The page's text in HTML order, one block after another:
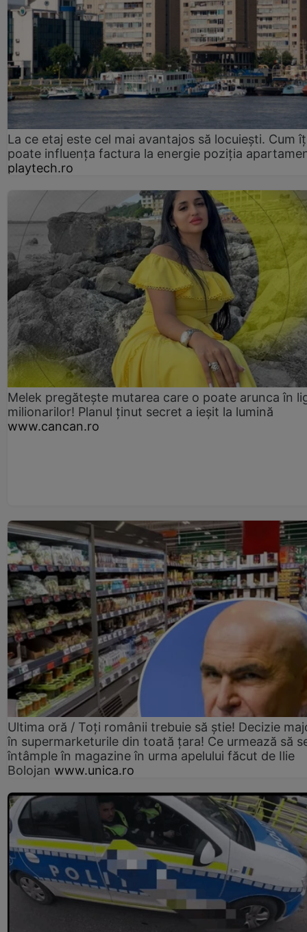
La ce etaj este cel mai avantajos să locuiești. Cum
poate influența factura la energie poziția
playtech.ro
Melek pregătește mutarea care o poate arunca în
milionarilor! Planul ținut secret a ieșit la lumină
www.cancan.ro
Ultima oră / Toți românii trebuie să știe! Decizie
în supermarketurile din toată țara! Ce urmează să
întâmple în magazine în urma apelului făcut de Ilie
Bolojan www.unica.ro